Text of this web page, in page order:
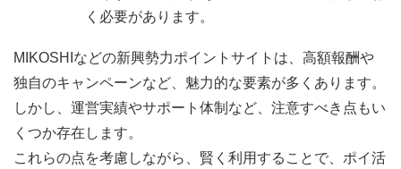
く必要があります。
MIKOSHIなどの新興勢力ポイントサイトは、高額報酬や
独自のキャンペーンなど、魅力的な要素が多くあります。
しかし、運営実績やサポート体制など、注意すべき点もい
くつか存在します。
これらの点を考慮しながら、賢く利用することで、ポイ活